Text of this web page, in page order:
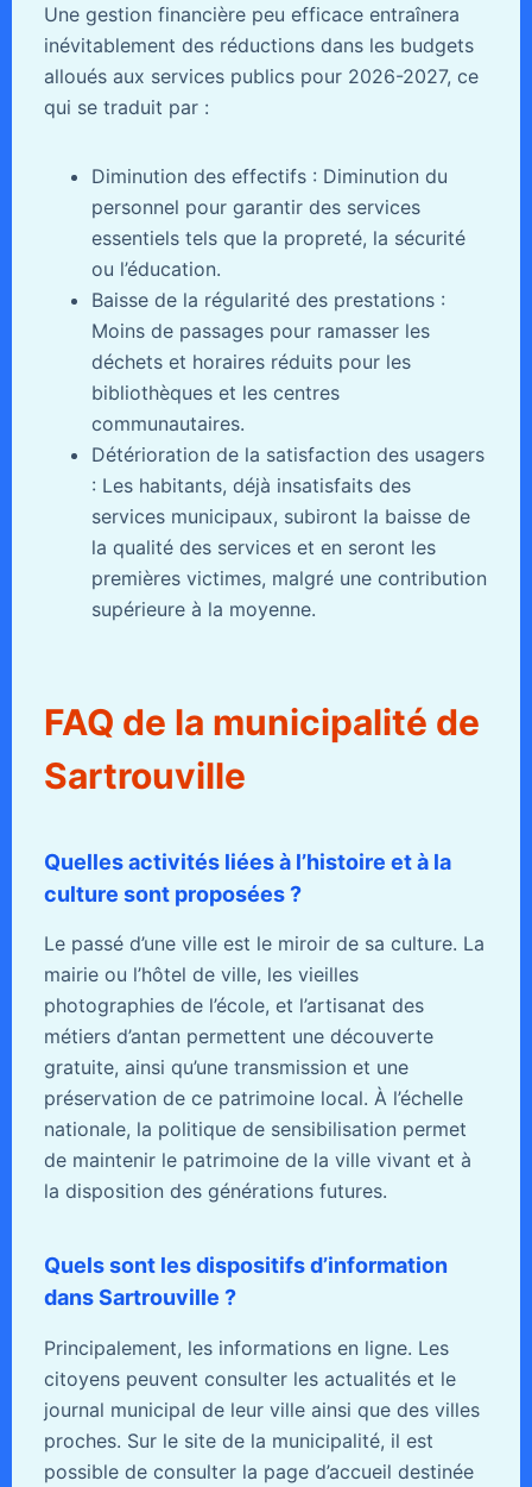
Une gestion financière peu efficace entraînera
inévitablement des réductions dans les budgets
alloués aux services publics pour 2026-2027, ce
qui se traduit par :
Diminution des effectifs : Diminution du
personnel pour garantir des services
essentiels tels que la propreté, la sécurité
ou l’éducation.
Baisse de la régularité des prestations :
Moins de passages pour ramasser les
déchets et horaires réduits pour les
bibliothèques et les centres
communautaires.
Détérioration de la satisfaction des usagers
: Les habitants, déjà insatisfaits des
services municipaux, subiront la baisse de
la qualité des services et en seront les
premières victimes, malgré une contribution
supérieure à la moyenne.
FAQ de la municipalité de
Sartrouville
Quelles activités liées à l’histoire et à la
culture sont proposées ?
Le passé d’une ville est le miroir de sa culture. La
mairie ou l’hôtel de ville, les vieilles
photographies de l’école, et l’artisanat des
métiers d’antan permettent une découverte
gratuite, ainsi qu’une transmission et une
préservation de ce patrimoine local. À l’échelle
nationale, la politique de sensibilisation permet
de maintenir le patrimoine de la ville vivant et à
la disposition des générations futures.
Quels sont les dispositifs d’information
dans Sartrouville ?
Principalement, les informations en ligne. Les
citoyens peuvent consulter les actualités et le
journal municipal de leur ville ainsi que des villes
proches. Sur le site de la municipalité, il est
possible de consulter la page d’accueil destinée